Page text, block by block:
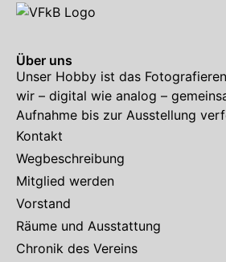
Über uns
Unser Hobby ist das
wir – digital wie analog –
Aufnahme bis zur Ausstellung
Kontakt
Wegbeschreibung
Mitglied werden
Vorstand
Räume und Ausstattung
Chronik des Vereins